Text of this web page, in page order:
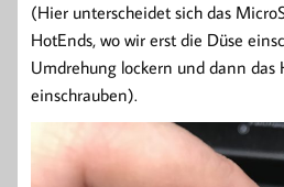
(Hier unterscheidet sich das
HotEnds, wo wir erst die Düse
Umdrehung lockern und dann das
einschrauben).